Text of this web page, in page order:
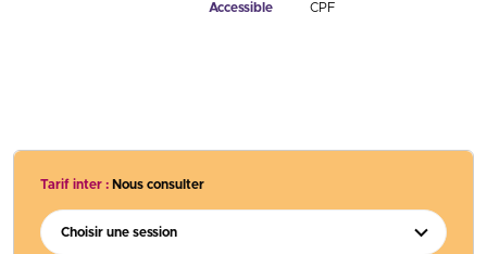
Accessible CPF
Tarif inter : Nous consulter
Choisir une session